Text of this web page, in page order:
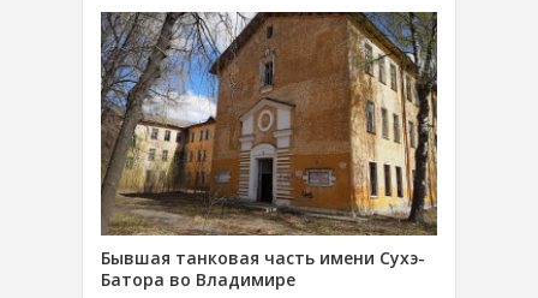
Бывшая танковая часть имени Сухэ-
Батора во Владимире